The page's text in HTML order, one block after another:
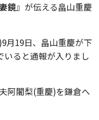
鏡』が伝える畠山重慶
月19日、畠山重慶が下
ると通報が入りまし
阿闍梨(重慶)を鎌倉へ